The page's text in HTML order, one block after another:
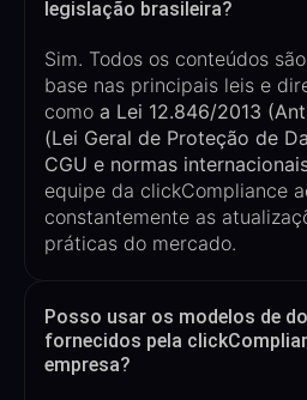
legislação brasileira?
Sim. Todos os conteúdos
base nas principais leis e
como a Lei 12.846/2013
(Lei Geral de Proteção de
CGU e normas
equipe da clickCompliance
constantemente as
práticas do mercado.
Posso usar os modelos de
fornecidos pela
empresa?